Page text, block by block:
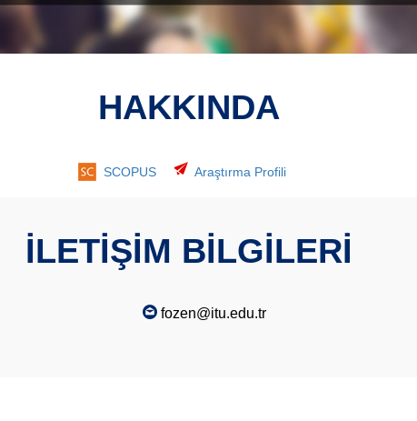
HAKKINDA
SCOPUS Araştırma Profili
İLETİŞİM BİLGİLERİ
fozen@itu.edu.tr